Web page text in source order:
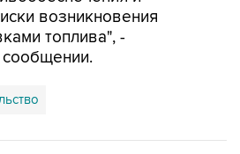
возникновения
топлива", -
сообщении.